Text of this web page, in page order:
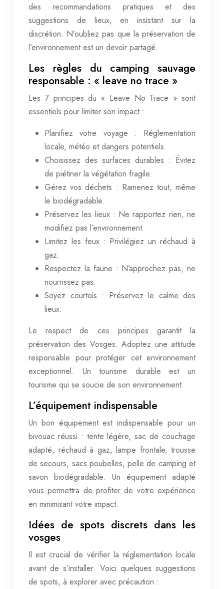
des recommandations pratiques et des
suggestions de lieux, en insistant sur la
discrétion. N’oubliez pas que la préservation de
l’environnement est un devoir partagé.
Les règles du camping sauvage
responsable : « leave no trace »
Les 7 principes du « Leave No Trace » sont
essentiels pour limiter son impact :
Planifiez votre voyage : Réglementation
locale, météo et dangers potentiels.
Choisissez des surfaces durables : Évitez
de piétiner la végétation fragile.
Gérez vos déchets : Ramenez tout, même
le biodégradable.
Préservez les lieux : Ne rapportez rien, ne
modifiez pas l’environnement.
Limitez les feux : Privilégiez un réchaud à
gaz.
Respectez la faune : N’approchez pas, ne
nourrissez pas.
Soyez courtois : Préservez le calme des
lieux.
Le respect de ces principes garantit la
préservation des Vosges. Adoptez une attitude
responsable pour protéger cet environnement
exceptionnel. Un tourisme durable est un
tourisme qui se soucie de son environnement.
L’équipement indispensable
Un bon équipement est indispensable pour un
bivouac réussi : tente légère, sac de couchage
adapté, réchaud à gaz, lampe frontale, trousse
de secours, sacs poubelles, pelle de camping et
savon biodégradable. Un équipement adapté
vous permettra de profiter de votre expérience
en minimisant votre impact.
Idées de spots discrets dans les
vosges
Il est crucial de vérifier la réglementation locale
avant de s’installer. Voici quelques suggestions
de spots, à explorer avec précaution :